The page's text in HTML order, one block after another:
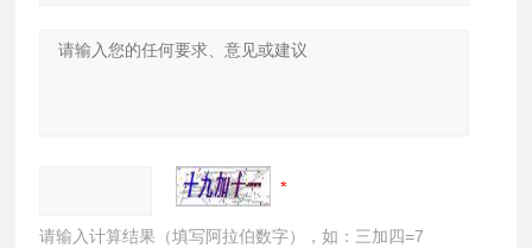
请输入计算结果（填写阿拉伯数字），如：三加四=7